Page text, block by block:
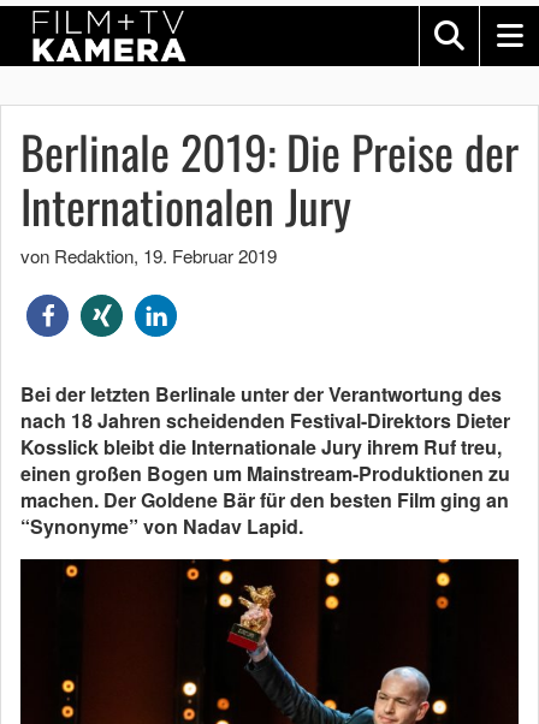
Berlinale 2019: Die Preise der
Internationalen Jury
von Redaktion, 19. Februar 2019
Bei der letzten Berlinale unter der Verantwortung des
nach 18 Jahren scheidenden Festival-Direktors Dieter
Kosslick bleibt die Internationale Jury ihrem Ruf treu,
einen großen Bogen um Mainstream-Produktionen zu
machen. Der Goldene Bär für den besten Film ging an
“Synonyme” von Nadav Lapid.